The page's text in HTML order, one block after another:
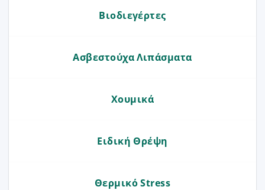
Βιοδιεγέρτες
Ασβεστούχα Λιπάσματα
Χουμικά
Ειδική Θρέψη
Θερμικό Stress